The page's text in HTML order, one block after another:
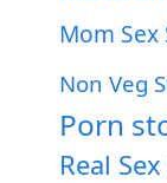
Mom Sex
Non Veg
Porn
Real